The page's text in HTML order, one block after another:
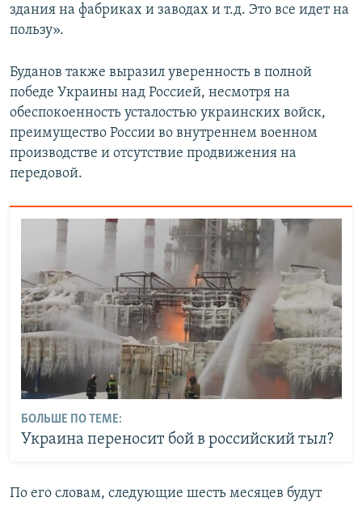
здания на фабриках и заводах и т.д. Это все идет на
пользу».
Буданов также выразил уверенность в полной
победе Украины над Россией, несмотря на
обеспокоенность усталостью украинских войск,
преимущество России во внутреннем военном
производстве и отсутствие продвижения на
передовой.
БОЛЬШЕ ПО ТЕМЕ:
Украина переносит бой в российский тыл?
По его словам, следующие шесть месяцев будут